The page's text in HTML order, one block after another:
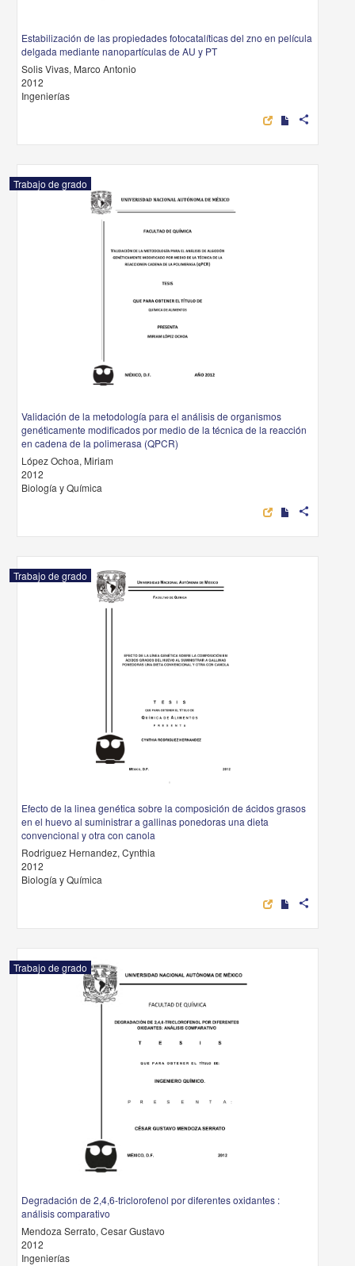
Estabilización de las propiedades fotocatalíticas del zno en película
delgada mediante nanopartículas de AU y PT
Solis Vivas, Marco Antonio
2012
Ingenierías
share
Trabajo de grado
Validación de la metodología para el análisis de organismos
genéticamente modificados por medio de la técnica de la reacción
en cadena de la polimerasa (QPCR)
López Ochoa, Miriam
2012
Biología y Química
share
Trabajo de grado
Efecto de la linea genética sobre la composición de ácidos grasos
en el huevo al suministrar a gallinas ponedoras una dieta
convencional y otra con canola
Rodriguez Hernandez, Cynthia
2012
Biología y Química
share
Trabajo de grado
Degradación de 2,4,6-triclorofenol por diferentes oxidantes :
análisis comparativo
Mendoza Serrato, Cesar Gustavo
2012
Ingenierías